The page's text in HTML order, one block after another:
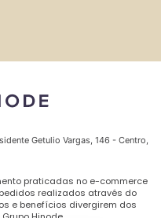
Getulio Vargas, 146 - Centro,
praticadas no e-commerce
realizados através do
e benefícios divergirem dos